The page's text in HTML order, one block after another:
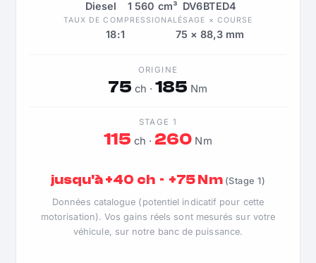
Diesel 1 560 cm³ DV6BTED4
TAUX DE COMPRESSION
18:1
ALÉSAGE × COURSE
75 × 88,3 mm
ORIGINE
75 ch ·185 Nm
STAGE 1
115 ch · 260 Nm
jusqu'à +40 ch · +75 Nm (Stage 1)
Données catalogue (potentiel indicatif pour cette
motorisation). Vos gains réels sont mesurés sur votre
véhicule, sur notre banc de puissance.